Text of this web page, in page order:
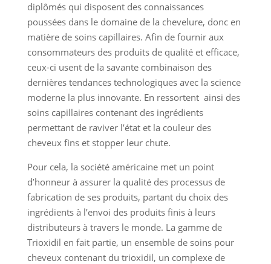
diplômés qui disposent des connaissances
poussées dans le domaine de la chevelure, donc en
matière de soins capillaires. Afin de fournir aux
consommateurs des produits de qualité et efficace,
ceux-ci usent de la savante combinaison des
dernières tendances technologiques avec la science
moderne la plus innovante. En ressortent ainsi des
soins capillaires contenant des ingrédients
permettant de raviver l’état et la couleur des
cheveux fins et stopper leur chute.
Pour cela, la société américaine met un point
d’honneur à assurer la qualité des processus de
fabrication de ses produits, partant du choix des
ingrédients à l’envoi des produits finis à leurs
distributeurs à travers le monde. La gamme de
Trioxidil en fait partie, un ensemble de soins pour
cheveux contenant du trioxidil, un complexe de